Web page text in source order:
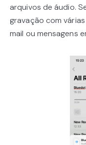
arquivos de áudio.
gravação com
mail ou mensagens